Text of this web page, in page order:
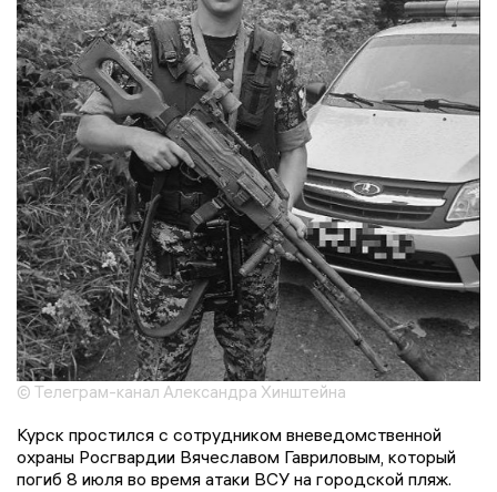
© Телеграм-канал Александра Хинштейна
Курск простился с сотрудником вневедомственной
охраны Росгвардии Вячеславом Гавриловым, который
погиб 8 июля во время атаки ВСУ на городской пляж.